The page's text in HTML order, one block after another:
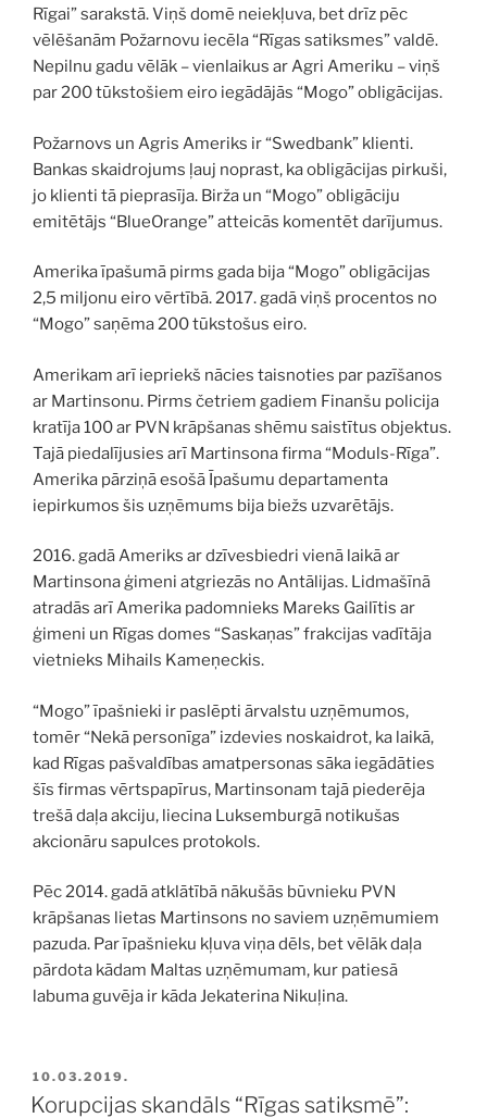
Rīgai” sarakstā. Viņš domē neiekļuva, bet drīz pēc
vēlēšanām Požarnovu iecēla “Rīgas satiksmes” valdē.
Nepilnu gadu vēlāk – vienlaikus ar Agri Ameriku – viņš
par 200 tūkstošiem eiro iegādājās “Mogo” obligācijas.
Požarnovs un Agris Ameriks ir “Swedbank” klienti.
Bankas skaidrojums ļauj noprast, ka obligācijas pirkuši,
jo klienti tā pieprasīja. Birža un “Mogo” obligāciju
emitētājs “BlueOrange” atteicās komentēt darījumus.
Amerika īpašumā pirms gada bija “Mogo” obligācijas
2,5 miljonu eiro vērtībā. 2017. gadā viņš procentos no
“Mogo” saņēma 200 tūkstošus eiro.
Amerikam arī iepriekš nācies taisnoties par pazīšanos
ar Martinsonu. Pirms četriem gadiem Finanšu policija
kratīja 100 ar PVN krāpšanas shēmu saistītus objektus.
Tajā piedalījusies arī Martinsona firma “Moduls-Rīga”.
Amerika pārziņā esošā Īpašumu departamenta
iepirkumos šis uzņēmums bija biežs uzvarētājs.
2016. gadā Ameriks ar dzīvesbiedri vienā laikā ar
Martinsona ģimeni atgriezās no Antālijas. Lidmašīnā
atradās arī Amerika padomnieks Mareks Gailītis ar
ģimeni un Rīgas domes “Saskaņas” frakcijas vadītāja
vietnieks Mihails Kameņeckis.
“Mogo” īpašnieki ir paslēpti ārvalstu uzņēmumos,
tomēr “Nekā personīga” izdevies noskaidrot, ka laikā,
kad Rīgas pašvaldības amatpersonas sāka iegādāties
šīs firmas vērtspapīrus, Martinsonam tajā piederēja
trešā daļa akciju, liecina Luksemburgā notikušas
akcionāru sapulces protokols.
Pēc 2014. gadā atklātībā nākušās būvnieku PVN
krāpšanas lietas Martinsons no saviem uzņēmumiem
pazuda. Par īpašnieku kļuva viņa dēls, bet vēlāk daļa
pārdota kādam Maltas uzņēmumam, kur patiesā
labuma guvēja ir kāda Jekaterina Nikuļina.
PUBLICĒTS
10.03.2019.
Korupcijas skandāls “Rīgas satiksmē”: